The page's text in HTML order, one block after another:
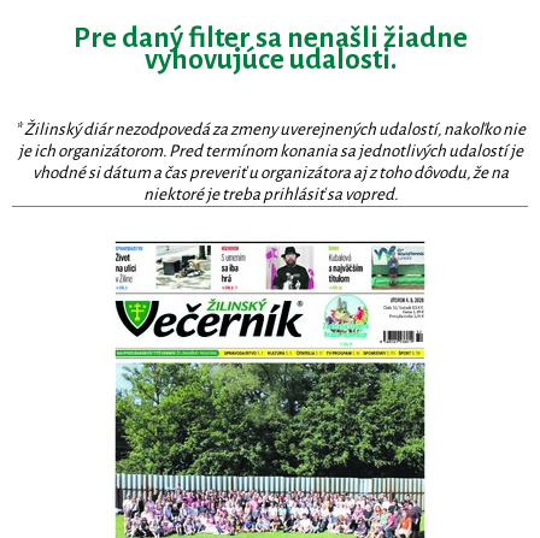
Pre daný filter sa nenašli žiadne
vyhovujúce udalosti.
* Žilinský diár nezodpovedá za zmeny uverejnených udalostí, nakoľko nie
je ich organizátorom. Pred termínom konania sa jednotlivých udalostí je
vhodné si dátum a čas preveriť u organizátora aj z toho dôvodu, že na
niektoré je treba prihlásiť sa vopred.